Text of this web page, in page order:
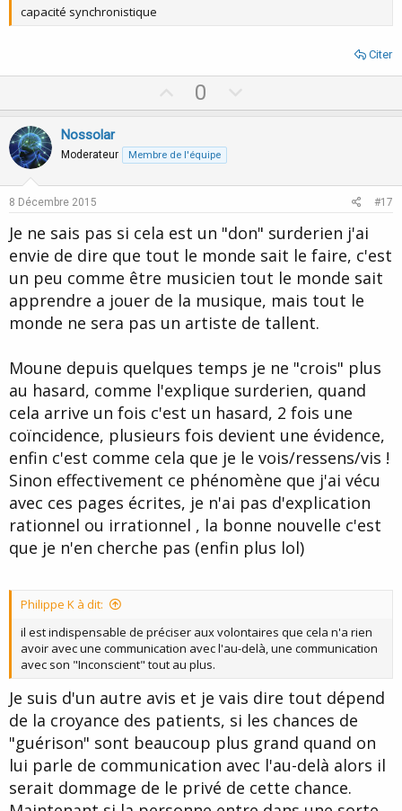
capacité synchronistique
Citer
p
o
0
o
e
Nossolar
Moderateur Membre de l'équipe
8 Décembre 2015 #17
Je ne sais pas si cela est un "don" surderien j'ai
envie de dire que tout le monde sait le faire, c'est
un peu comme être musicien tout le monde sait
apprendre a jouer de la musique, mais tout le
monde ne sera pas un artiste de tallent.
Moune depuis quelques temps je ne "crois" plus
au hasard, comme l'explique surderien, quand
cela arrive un fois c'est un hasard, 2 fois une
coïncidence, plusieurs fois devient une évidence,
enfin c'est comme cela que je le vois/ressens/vis !
Sinon effectivement ce phénomène que j'ai vécu
avec ces pages écrites, je n'ai pas d'explication
rationnel ou irrationnel , la bonne nouvelle c'est
que je n'en cherche pas (enfin plus lol)
Philippe K à dit:
il est indispensable de préciser aux volontaires que cela n'a rien
avoir avec une communication avec l'au-delà, une communication
avec son "Inconscient" tout au plus.
Je suis d'un autre avis et je vais dire tout dépend
de la croyance des patients, si les chances de
"guérison" sont beaucoup plus grand quand on
lui parle de communication avec l'au-delà alors il
serait dommage de le privé de cette chance.